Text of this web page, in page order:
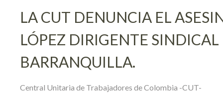
LA CUT DENUNCIA EL
LÓPEZ DIRIGENTE
BARRANQUILLA.
Central Unitaria de Trabajadores de Colombia -CUT-